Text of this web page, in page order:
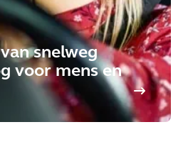
snelweg
voor mens en